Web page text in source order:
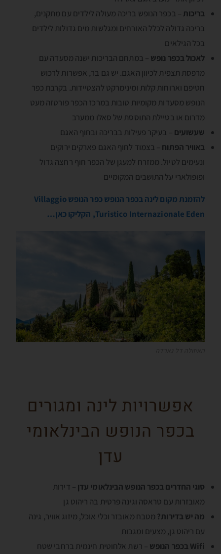
בריכות – בכפר הנופש בריכה מעולה לילדים עם מתקנים,
בריכה גדולה לכלל האורחים ומגלשות מים גדולות לילדים
בכל הגילאים
לאכול בכפר נופש – במתחם הבריכות ישנה מסעדה עם
מרפסת תצפית לכיוון האגם. יש גם בר, אפשרות לרכוש
חטיפם וארוחות קלות ומינימרקט להצטיידות. בקרבת כפר
הנופש מסעדות מקומיות טובות במרכז הכפר פורטזה מעט
מדרום או בטיילת התוססת של סאלו ממערב
שעשועים – בעיקר פעילות בבריכה ובחוף האגם
באוויר הפתוח – בצמוד לחוף האגם פארקים ירוקים
ונעימים לטיול. ממזרח למעגן של הכפר חוף רחצה גדול
ופופולארי על התושבים המקומיים
להזמנת מקום לינה בכפר הנופש כפר הנופש Villaggio
Turistico Internazionale Eden, הקליקו כאן…
אפשרויות לינה ומגורים
בכפר הנופש הבינלאומי
עדן
סוגי החדרים בכפר הנופש הבינלאומי עדן – דירות
מאובזרות עם טראסה וגינה פרטית בה ריהוט גן
מה יש בדירות? מטבח מאובזר וכלי אוכל, מיזוג אוויר, גינה
עם ריהוט גן, מצעים ומגבות
Wifi בכפר הנופש
– רשת אלחוטית חינמית ברחבי שטח